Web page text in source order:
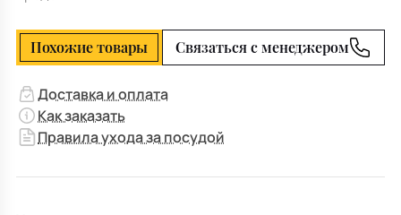
Похожие товары Связаться с менеджером
Доставка и оплата
Как заказать
Правила ухода за посудой